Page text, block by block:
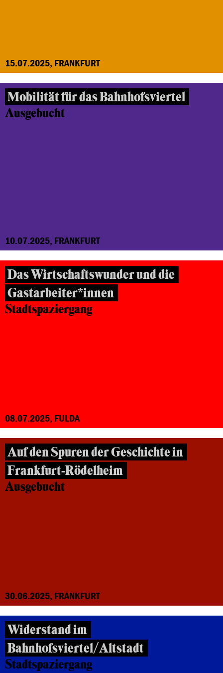
15.07.2025, FRANKFURT
Mobilität für das Bahnhofsviertel
Ausgebucht
10.07.2025, FRANKFURT
Das Wirtschaftswunder und die
Gastarbeiter*innen
Stadtspaziergang
08.07.2025, FULDA
Auf den Spuren der Geschichte in
Frankfurt-Rödelheim
Ausgebucht
30.06.2025, FRANKFURT
Widerstand im
Bahnhofsviertel/Altstadt
Stadtspaziergang